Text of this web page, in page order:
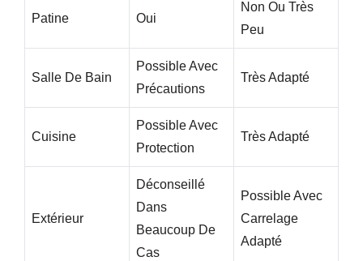
Patine Oui
Non Ou Très
Peu
Salle De Bain
Possible Avec
Précautions
Très Adapté
Cuisine
Possible Avec
Protection
Très Adapté
Extérieur
Déconseillé
Dans
Beaucoup De
Cas
Possible Avec
Carrelage
Adapté